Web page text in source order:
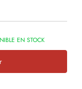
EN STOCK